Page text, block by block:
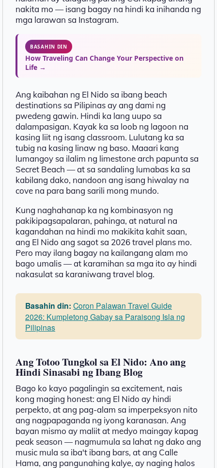
nakita mo — isang bagay na hindi ka inihanda ng
mga larawan sa Instagram.
BASAHIN DIN
How Traveling Can Change Your Perspective on
Life →
Ang kaibahan ng El Nido sa ibang beach
destinations sa Pilipinas ay ang dami ng
pwedeng gawin. Hindi ka lang uupo sa
dalampasigan. Kayak ka sa loob ng lagoon na
kasing liit ng isang classroom. Lulutang ka sa
tubig na kasing linaw ng baso. Maaari kang
lumangoy sa ilalim ng limestone arch papunta sa
Secret Beach — at sa sandaling lumabas ka sa
kabilang dako, nandoon ang isang hiwalay na
cove na para bang sarili mong mundo.
Kung naghahanap ka ng kombinasyon ng
pakikipagsapalaran, pahinga, at natural na
kagandahan na hindi mo makikita kahit saan,
ang El Nido ang sagot sa 2026 travel plans mo.
Pero may ilang bagay na kailangang alam mo
bago umalis — at karamihan sa mga ito ay hindi
nakasulat sa karaniwang travel blog.
Basahin din: Coron Palawan Travel Guide
2026: Kumpletong Gabay sa Paraisong Isla ng
Pilipinas
Ang Totoo Tungkol sa El Nido: Ano ang
Hindi Sinasabi ng Ibang Blog
Bago ko kayo pagalingin sa excitement, nais
kong maging honest: ang El Nido ay hindi
perpekto, at ang pag-alam sa imperpeksyon nito
ang nagpapaganda ng iyong karanasan. Ang
bayan mismo ay maliit at medyo maingay kapag
peak season — nagmumula sa lahat ng dako ang
music mula sa iba't ibang bars, at ang Calle
Hama, ang pangunahing kalye, ay naging halos